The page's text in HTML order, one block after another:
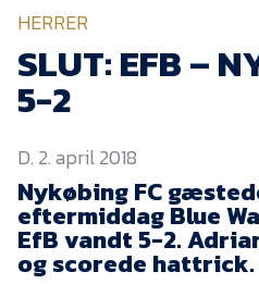
EfB Akademi
Sydvestjysk
Samarbejde
Partnere
HERRER
SLUT: EFB –
5-2
D. 2. april 2018
Nykøbing FC
eftermiddag Blue
EfB vandt 5-2.
og scorede hattrick.